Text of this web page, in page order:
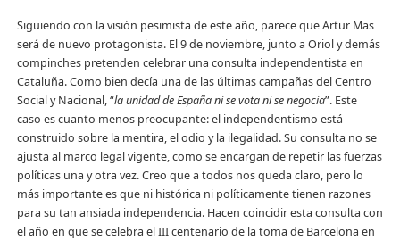
Siguiendo con la visión pesimista de este año, parece que Artur Mas
será de nuevo protagonista. El 9 de noviembre, junto a Oriol y demás
compinches pretenden celebrar una consulta independentista en
Cataluña. Como bien decía una de las últimas campañas del Centro
Social y Nacional, “la unidad de España ni se vota ni se negocia”. Este
caso es cuanto menos preocupante: el independentismo está
construido sobre la mentira, el odio y la ilegalidad. Su consulta no se
ajusta al marco legal vigente, como se encargan de repetir las fuerzas
políticas una y otra vez. Creo que a todos nos queda claro, pero lo
más importante es que ni histórica ni políticamente tienen razones
para su tan ansiada independencia. Hacen coincidir esta consulta con
el año en que se celebra el III centenario de la toma de Barcelona en